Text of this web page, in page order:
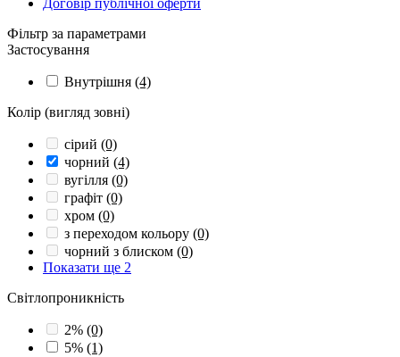
Договір публічної оферти
Фільтр за параметрами
Застосування
Внутрішня (4)
Колір (вигляд зовні)
сірий (0)
чорний (4)
вугілля (0)
графіт (0)
хром (0)
з переходом кольору (0)
чорний з блиском (0)
Показати ще 2
Світлопроникність
2% (0)
5% (1)